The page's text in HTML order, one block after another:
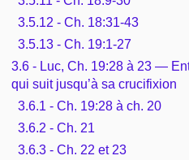
3.5.12 - Ch. 18:31-43
3.5.13 - Ch. 19:1-27
3.6 - Luc, Ch. 19:28 à 23 —
qui suit jusqu’à sa crucifixion
3.6.1 - Ch. 19:28 à ch. 20
3.6.2 - Ch. 21
3.6.3 - Ch. 22 et 23